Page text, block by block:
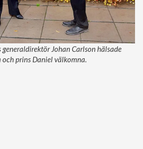
Johan Carlson hälsade
prins Daniel välkomna.